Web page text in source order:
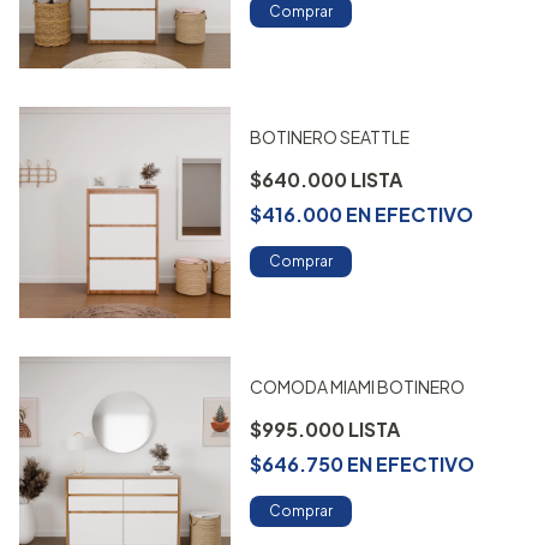
Comprar
BOTINERO SEATTLE
$640.000
$416.000ENEFECTIVO
Comprar
COMODA MIAMI BOTINERO
$995.000
$646.750ENEFECTIVO
Comprar